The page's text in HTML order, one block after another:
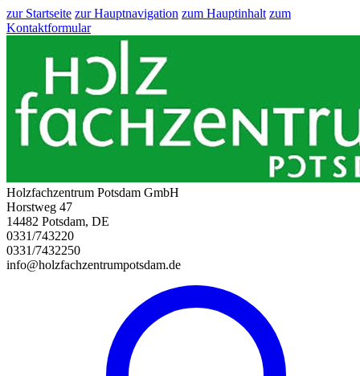
zur Startseite zur Hauptnavigation zum Hauptinhalt zum
Kontaktformular
Holzfachzentrum Potsdam GmbH
Horstweg 47
14482 Potsdam, DE
0331/743220
0331/7432250
info@holzfachzentrumpotsdam.de